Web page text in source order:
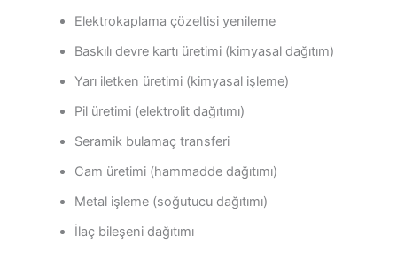
Elektrokaplama çözeltisi yenileme
Baskılı devre kartı üretimi (kimyasal dağıtım)
Yarı iletken üretimi (kimyasal işleme)
Pil üretimi (elektrolit dağıtımı)
Seramik bulamaç transferi
Cam üretimi (hammadde dağıtımı)
Metal işleme (soğutucu dağıtımı)
İlaç bileşeni dağıtımı